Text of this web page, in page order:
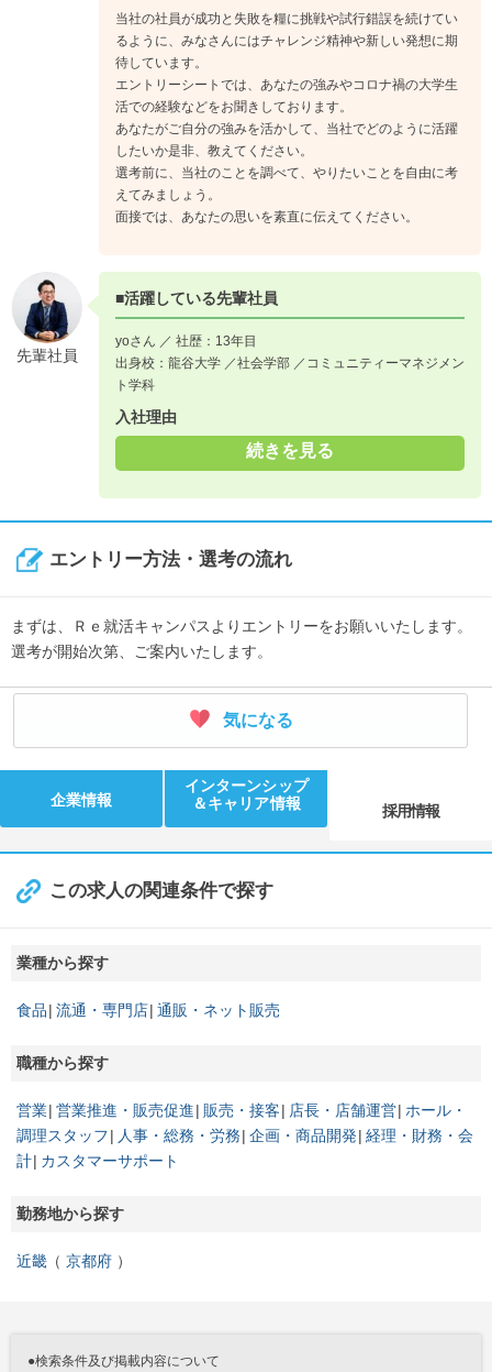
（入社13年目キャリア例）
入社後3年間は本店に配属。1年目は研修と現場を通して基礎を
学び、2年目にはお茶のおいしさを分かりやすく伝える工夫に
社内で最もお茶を販売する目標をたて、3年目に1日300本の新
茶を販売し、販売数の記録を更新しました。
きっかけに人事広報室へ異動し、現在は外商部課長として、営
業戦略の推進を担っています。
《入社1年目》
※上記内容の社員例
本店販売勤務。基本業務を学び、「お茶の知識」「お客さま視
点」「社員の心構え」の3つを身につけました
《入社4年目》
人事広報室に配属となり、新たな分野での業務にこれまでの経
験を活かしながら、さまざまなことに挑戦しました。
↓
《入社6年目》
略の推進を担います。
当社の社員が成功と失敗を糧に挑戦や試行錯誤を続けてい
るように、みなさんにはチャレンジ精神や新しい発想に期
待しています。
エントリーシートでは、あなたの強みやコロナ禍の大学生
活での経験などをお聞きしております。
あなたがご自分の強みを活かして、当社でどのように活躍
したいか是非、教えてください。
選考前に、当社のことを調べて、やりたいことを自由に考
えてみましょう。
面接では、あなたの思いを素直に伝えてください。
先輩社員
■活躍している先輩社員
yoさん ／ 社歴：13年目
出身校：龍谷大学 ／社会学部 ／コミュニティーマネジメン
ト学科
入社理由
続きを見る
エントリー方法・選考の流れ
まずは、Ｒｅ就活キャンパスよりエントリーをお願いいたします。
選考が開始次第、ご案内いたします。
気になる
企業情報
インターンシップ
＆キャリア情報
採用情報
この求人の関連条件で探す
業種から探す
食品 流通・専門店 通販・ネット販売
職種から探す
営業 営業推進・販売促進 販売・接客 店長・店舗運営 ホール・
調理スタッフ
人事・総務・労務 企画・商品開発 経理・財務・会
計 カスタマーサポート
勤務地から探す
近畿 京都府
●検索条件及び掲載内容について